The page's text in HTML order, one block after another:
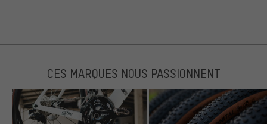
CES MARQUES NOUS PASSIONNENT